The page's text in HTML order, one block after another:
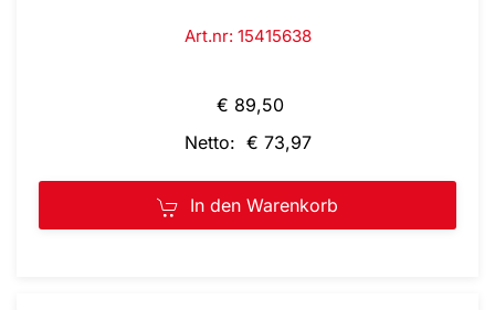
Art.nr: 15415638
€ 89,50
Netto: € 73,97
In den Warenkorb